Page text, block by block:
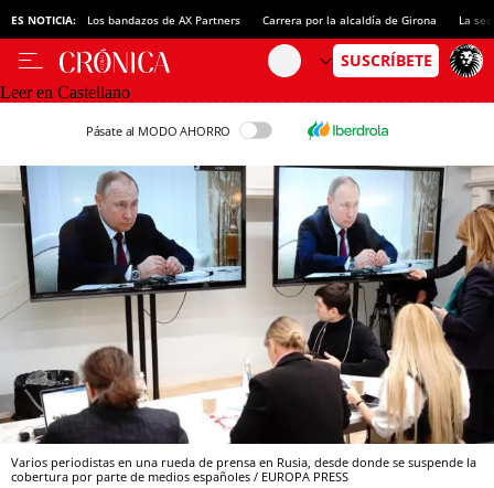
ES NOTICIA: Los bandazos de AX Partners Carrera por la alcaldía de Girona La
Leer en Castellano
Pásate al MODO AHORRO
Varios periodistas en una rueda de prensa en Rusia, desde donde se suspende la
cobertura por parte de medios españoles / EUROPA PRESS